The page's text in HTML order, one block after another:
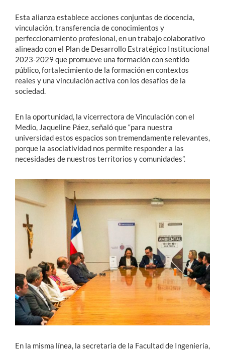
Esta alianza establece acciones conjuntas de docencia,
vinculación, transferencia de conocimientos y
perfeccionamiento profesional, en un trabajo colaborativo
alineado con el Plan de Desarrollo Estratégico Institucional
2023-2029 que promueve una formación con sentido
público, fortalecimiento de la formación en contextos
reales y una vinculación activa con los desafíos de la
sociedad.
En la oportunidad, la vicerrectora de Vinculación con el
Medio, Jaqueline Páez, señaló que “para nuestra
universidad estos espacios son tremendamente relevantes,
porque la asociatividad nos permite responder a las
necesidades de nuestros territorios y comunidades”.
En la misma línea, la secretaria de la Facultad de Ingeniería,